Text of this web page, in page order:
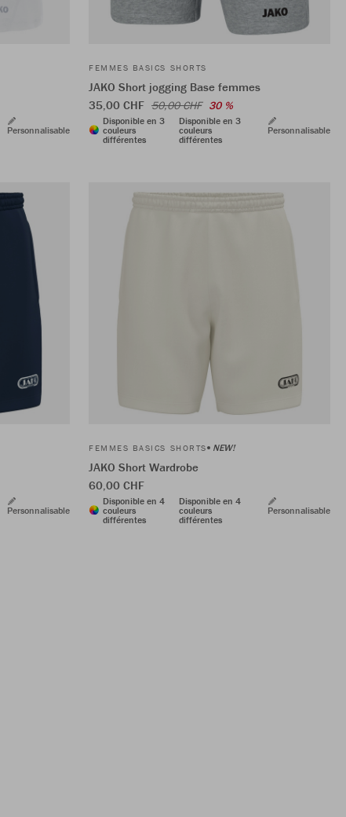
Personnalisable
FEMMES BASICS SHORTS
JAKO Short jogging Base femmes
35,00 CHF 50,00 CHF 30 %
Disponible en 3
couleurs
différentes
Disponible en 3
couleurs
différentes
Personnalisable
Personnalisable
FEMMES BASICS SHORTS NEW!
JAKO Short Wardrobe
60,00 CHF
Disponible en 4
couleurs
différentes
Disponible en 4
couleurs
différentes
Personnalisable